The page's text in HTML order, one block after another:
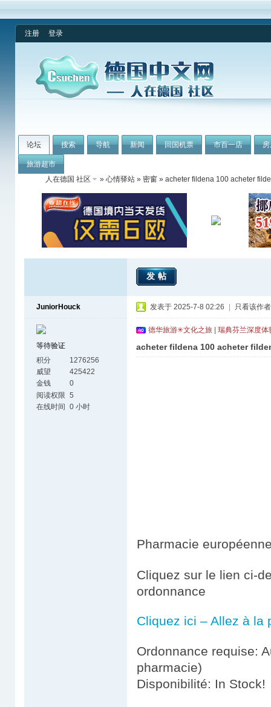
注册 登录
论坛 搜索 导航 新闻 回国机票 市百一店
旅游超市
人在德国 社区
» 心情驿站 » 密窗 » acheter fildena 100 acheter
发帖
JuniorHouck
等待验证
积分
1276256
威望
425422
金钱
0
阅读权限 5
在线时间 0 小时
发表于 2025-7-8 02:26 只看该作者
德华旅游✳文化之旅 | 瑞典芬兰深度
acheter fildena 100 acheter
Pharmacie
Cliquez sur le lien ci-
ordonnance
Cliquez ici – Allez à la
Ordonnance requise:
pharmacie)
Disponibilité: In Stock!